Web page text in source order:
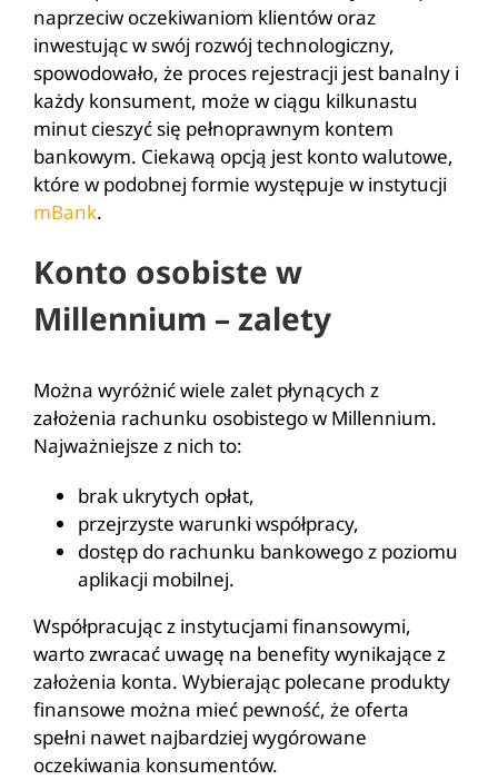
naprzeciw oczekiwaniom klientów oraz
inwestując w swój rozwój technologiczny,
spowodowało, że proces rejestracji jest banalny i
każdy konsument, może w ciągu kilkunastu
minut cieszyć się pełnoprawnym kontem
bankowym. Ciekawą opcją jest konto walutowe,
które w podobnej formie występuje w instytucji
mBank.
Konto osobiste w
Millennium – zalety
Można wyróżnić wiele zalet płynących z
założenia rachunku osobistego w Millennium.
Najważniejsze z nich to:
brak ukrytych opłat,
przejrzyste warunki współpracy,
dostęp do rachunku bankowego z poziomu
aplikacji mobilnej.
Współpracując z instytucjami finansowymi,
warto zwracać uwagę na benefity wynikające z
założenia konta. Wybierając polecane produkty
finansowe można mieć pewność, że oferta
spełni nawet najbardziej wygórowane
oczekiwania konsumentów.